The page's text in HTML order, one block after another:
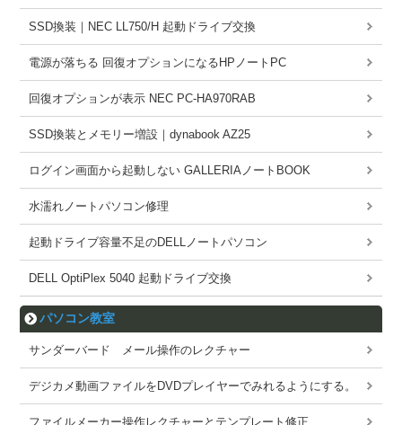
SSD換装｜NEC LL750/H 起動ドライブ交換
電源が落ちる 回復オプションになるHPノートPC
回復オプションが表示 NEC PC-HA970RAB
SSD換装とメモリー増設｜dynabook AZ25
ログイン画面から起動しない GALLERIAノートBOOK
水濡れノートパソコン修理
起動ドライブ容量不足のDELLノートパソコン
DELL OptiPlex 5040 起動ドライブ交換
パソコン教室
サンダーバード メール操作のレクチャー
デジカメ動画ファイルをDVDプレイヤーでみれるようにする。
ファイルメーカー操作レクチャーとテンプレート修正